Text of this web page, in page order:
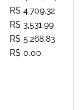
R$ 4,709.32
R$ 3,531.99
R$ 5,268.83
R$ 0.00